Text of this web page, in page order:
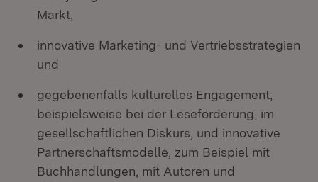
Markt,
innovative Marketing- und Vertriebsstrategien
und
gegebenenfalls kulturelles Engagement,
beispielsweise bei der Leseförderung, im
gesellschaftlichen Diskurs, und innovative
Partnerschaftsmodelle, zum Beispiel mit
Buchhandlungen, mit Autoren und